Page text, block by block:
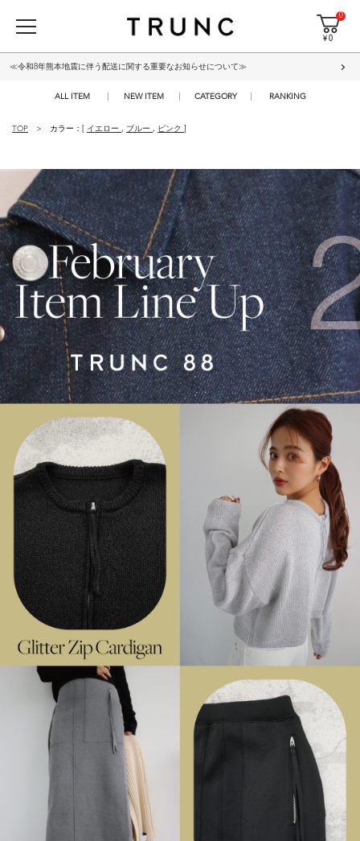
0
¥ 0
≪令和8年熊本地震に伴う配送に関する重要なお知らせについて≫
ALL ITEM NEW ITEM CATEGORY RANKING
TOP カラー：[ イエロー , ブルー , ピンク